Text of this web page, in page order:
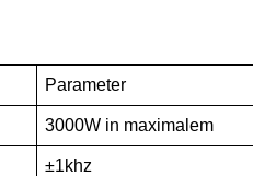
Parameter
3000W in maximalem
±1khz